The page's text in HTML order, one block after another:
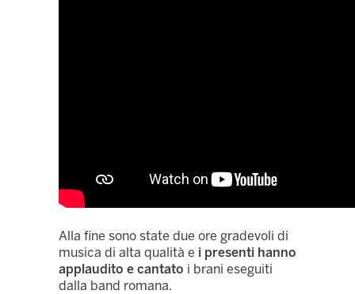
Alla fine sono state due ore gradevoli di
musica di alta qualità e i presenti hanno
applaudito e cantato i brani eseguiti
dalla band romana.